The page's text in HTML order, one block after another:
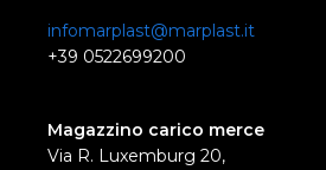
infomarplast@marplast.it
+39 0522699200
Magazzino carico merce
Via R. Luxemburg 20,